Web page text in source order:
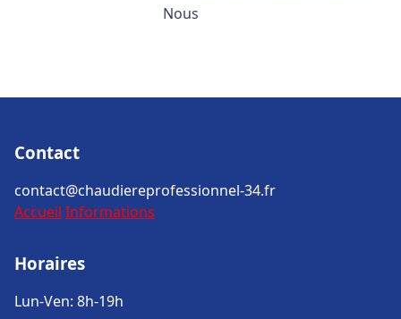
Nous
Contact
contact@chaudiereprofessionnel-34.fr
Accueil Informations
Horaires
Lun-Ven: 8h-19h